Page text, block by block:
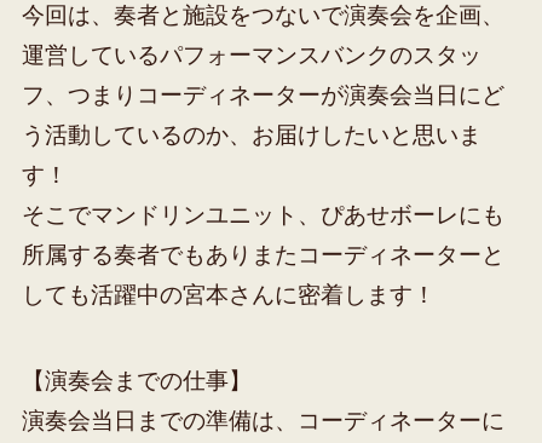
今回は、奏者と施設をつないで演奏会を企画、
運営しているパフォーマンスバンクのスタッ
フ、つまりコーディネーターが演奏会当日にど
う活動しているのか、お届けしたいと思いま
す！
そこでマンドリンユニット、ぴあせボーレにも
所属する奏者でもありまたコーディネーターと
しても活躍中の宮本さんに密着します！
【演奏会までの仕事】
演奏会当日までの準備は、コーディネーターに